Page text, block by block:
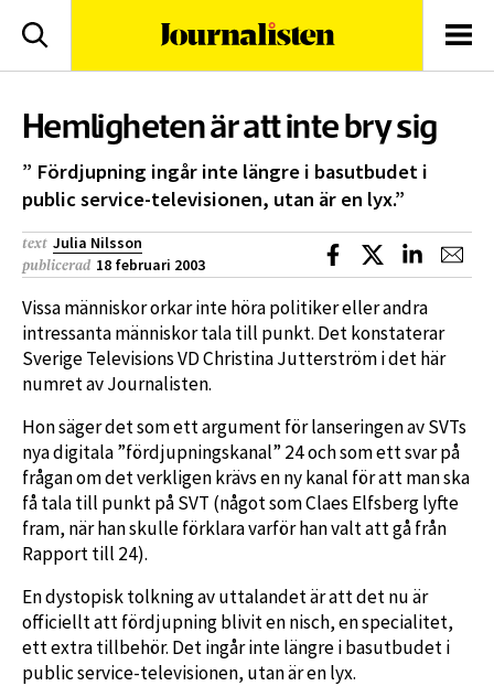
Sök
Hemligheten är att inte bry sig
” Fördjupning ingår inte längre i basutbudet i
public service-televisionen, utan är en lyx.”
text Julia Nilsson
publicerad 18 februari 2003
Dela på Facebook
Dela på XDela på
Vissa människor orkar inte höra politiker eller andra
intressanta människor tala till punkt. Det konstaterar
Sverige Televisions VD Christina Jutterström i det här
numret av Journalisten.
Hon säger det som ett argument för lanseringen av SVTs
nya digitala ”fördjupningskanal” 24 och som ett svar på
frågan om det verkligen krävs en ny kanal för att man ska
få tala till punkt på SVT (något som Claes Elfsberg lyfte
fram, när han skulle förklara varför han valt att gå från
Rapport till 24).
En dystopisk tolkning av uttalandet är att det nu är
officiellt att fördjupning blivit en nisch, en specialitet,
ett extra tillbehör. Det ingår inte längre i basutbudet i
public service-televisionen, utan är en lyx.